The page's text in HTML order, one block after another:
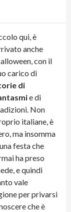
qui, è
anche
con il
carico di
di
e di
Non
italiane, è
ma insomma
festa che
ha preso
e quindi
vale
per privarsi
che è